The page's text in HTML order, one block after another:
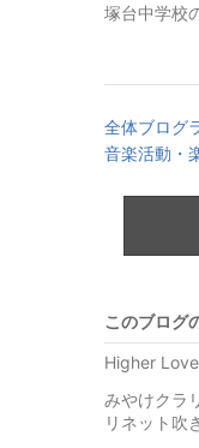
塚台中学校
全体ブログ
音楽活動・
このブログ
Higher
みやけクラ
リネット